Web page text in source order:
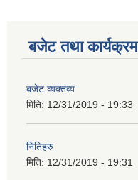
बजेट तथा कार्यक्रम
बजेट व्यक्तव्य
मिति: 12/31/2019 - 19:33
नितिहरु
मिति: 12/31/2019 - 19:31